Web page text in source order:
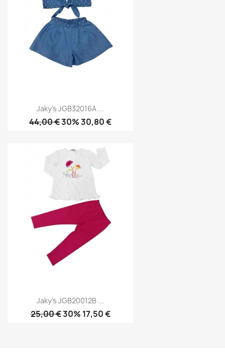
Jaky's JGB32016A ...
44,00 €30% 30,80 €
Jaky's JGB20012B ...
25,00 €30% 17,50 €